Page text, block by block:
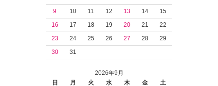
9
10 11 12 13 14
15
16
17 18 19 20 21
22
23
24 25 26 27 28
29
30
31
2026年9月
日
月 火 水 木 金
土